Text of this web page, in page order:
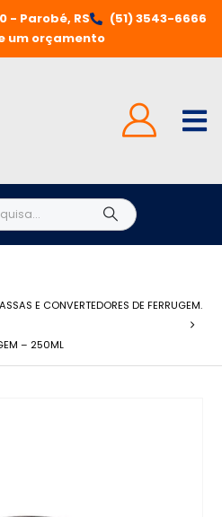
- Parobé, RS
(51) 3543-6666
um orçamento
E CONVERTEDORES DE FERRUGEM.
– 250ML